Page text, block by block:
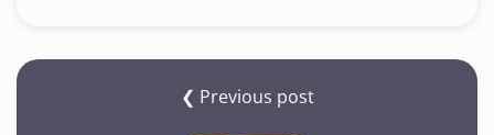
❮ Previous post